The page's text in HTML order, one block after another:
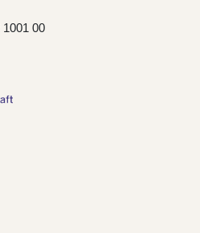
1001 00